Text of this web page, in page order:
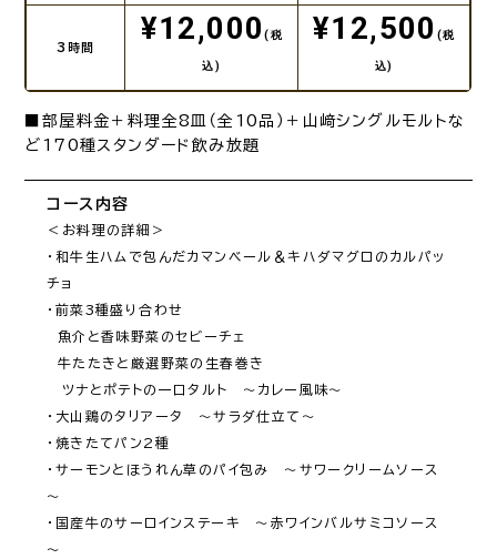
3時間
¥12,000(税
込)
¥12,500 (税
込)
■部屋料金＋料理全8皿（全10品）＋山﨑シングルモルトな
ど170種スタンダード飲み放題
コース内容
＜お料理の詳細＞
・和牛生ハムで包んだカマンベール＆キハダマグロのカルパッ
チョ
・前菜3種盛り合わせ
魚介と香味野菜のセビーチェ
牛たたきと厳選野菜の生春巻き
ツナとポテトの一口タルト　～カレー風味～
・大山鶏のタリアータ　～サラダ仕立て～
・焼きたてパン2種
・サーモンとほうれん草のパイ包み　～サワークリームソース
～
・国産牛のサーロインステーキ　～赤ワインバルサミコソース
～